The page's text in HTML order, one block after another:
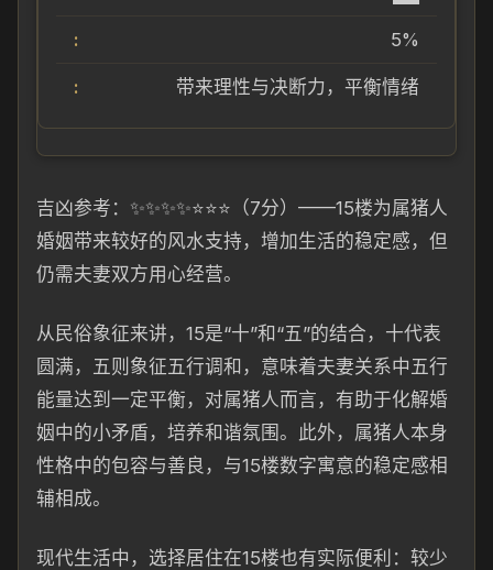
5%
带来理性与决断力，平衡情绪
吉凶参考：✨✨✨✨⭐⭐⭐（7分）——15楼为属猪人
婚姻带来较好的风水支持，增加生活的稳定感，但
仍需夫妻双方用心经营。
从民俗象征来讲，15是“十”和“五”的结合，十代表
圆满，五则象征五行调和，意味着夫妻关系中五行
能量达到一定平衡，对属猪人而言，有助于化解婚
姻中的小矛盾，培养和谐氛围。此外，属猪人本身
性格中的包容与善良，与15楼数字寓意的稳定感相
辅相成。
现代生活中，选择居住在15楼也有实际便利：较少